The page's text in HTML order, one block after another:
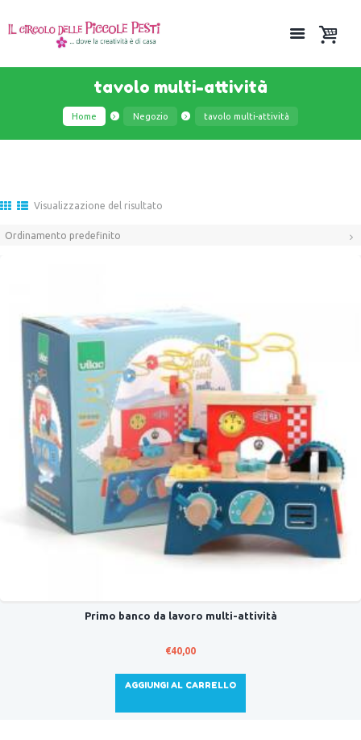
tavolo multi-attività
Home Negozio tavolo multi-attività
Visualizzazione del risultato
Primo banco da lavoro multi-attività
€40,00
AGGIUNGI AL CARRELLO